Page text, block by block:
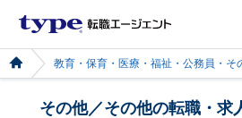
教育・保育・医療・福祉・公務員・そ
その他／その他の転職・求